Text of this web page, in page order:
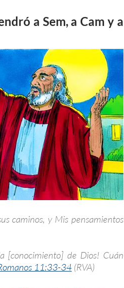
a Sem, a Cam y a
caminos, y Mis pensamientos
[conocimiento] de Dios! ­Cuán
11:33-34 (RVA)